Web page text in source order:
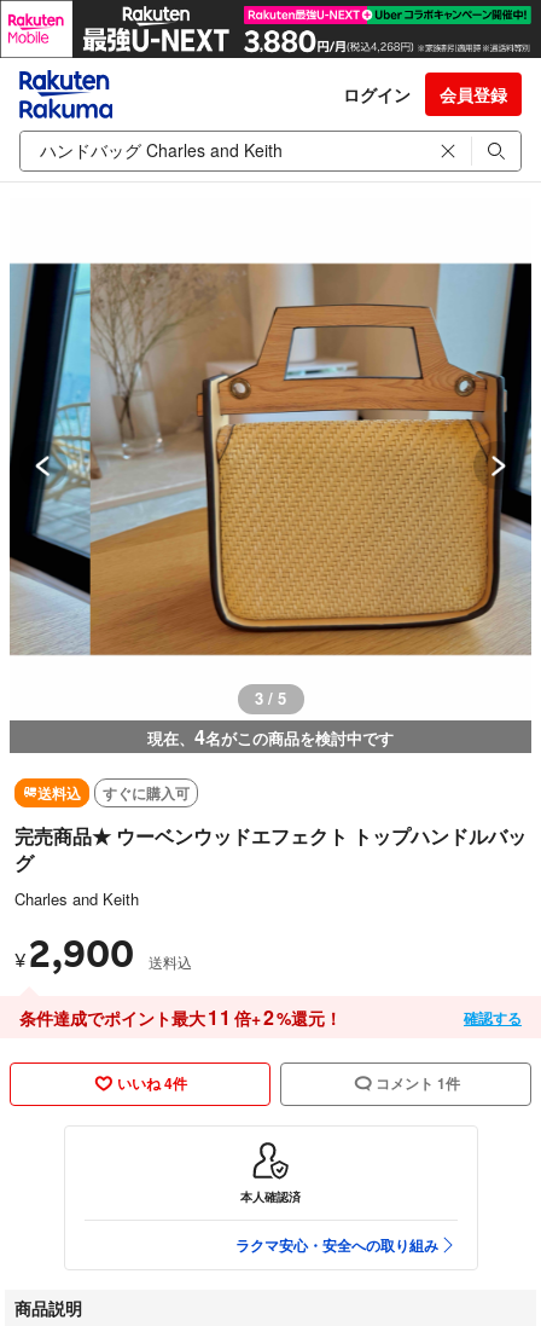
ログイン 会員登録
3 / 5
現在、 4名がこの商品を検討中です
送料込 すぐに購入可
完売商品★ ウーベンウッドエフェクト トップハンドルバッ
グ
Charles and Keith
¥ 2,900 送料込
条件達成でポイント最大11 倍+2%還元！ 確認する
いいね 4件 コメント 1件
本人確認済
ラクマ安心・安全への取り組み
商品説明